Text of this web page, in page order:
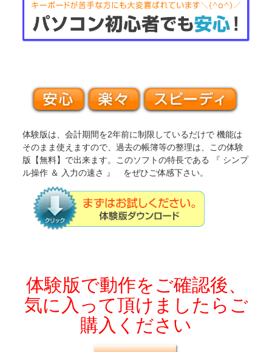
体験版は、会計期間を2年前に制限しているだけで 機能は
そのまま使えますので、過去の帳簿等の整理は、この体験
版【無料】で出来ます。このソフトの特長である 『 シンプ
ル操作 ＆ 入力の速さ 』 をぜひご体感下さい。
体験版で動作をご確認後、
気に入って頂けましたらご
購入ください